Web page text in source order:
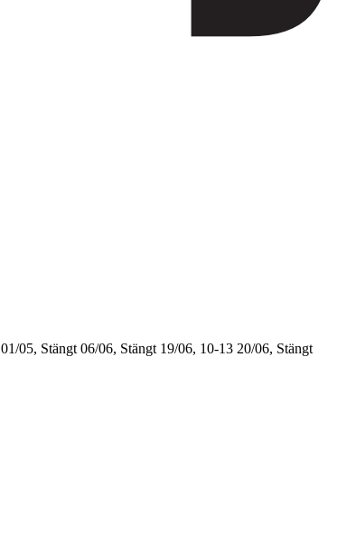
01/05, Stängt 06/06, Stängt 19/06, 10-13 20/06, Stängt